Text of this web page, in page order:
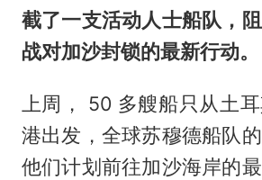
截了一支活动人士船队，
战对加沙封锁的最新行动。
上周， 50 多艘船只从土
港出发，全球苏穆德船队
他们计划前往加沙海岸的